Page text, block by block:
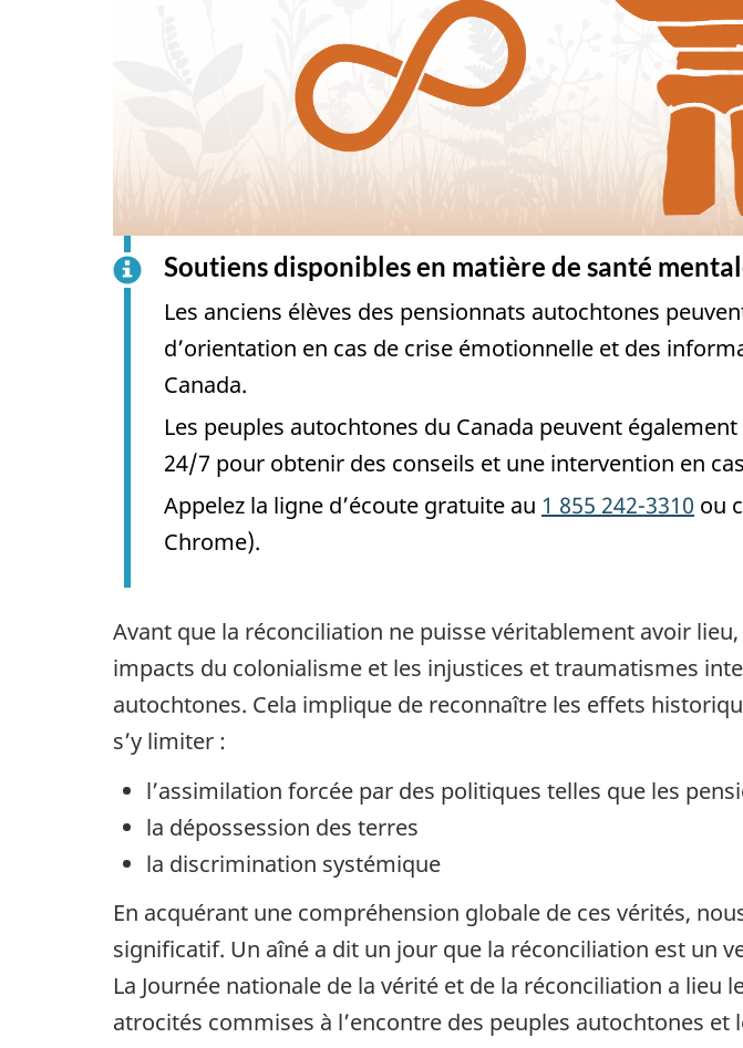
Soutiens disponibles en matière de santé
Les anciens élèves des pensionnats autochtones
d’orientation en cas de crise émotionnelle et des
Canada.
Les peuples autochtones du Canada peuvent
24/7 pour obtenir des conseils et une intervention en
Appelez la ligne d’écoute gratuite au 1 855 242-3310 ou
Chrome).
Avant que la réconciliation ne puisse véritablement avoir
impacts du colonialisme et les injustices et traumatismes
autochtones. Cela implique de reconnaître les effets
s’y limiter :
l’assimilation forcée par des politiques telles que les
la dépossession des terres
la discrimination systémique
En acquérant une compréhension globale de ces vérités,
significatif. Un aîné a dit un jour que la réconciliation est un
La Journée nationale de la vérité et de la réconciliation a
atrocités commises à l’encontre des peuples autochtones